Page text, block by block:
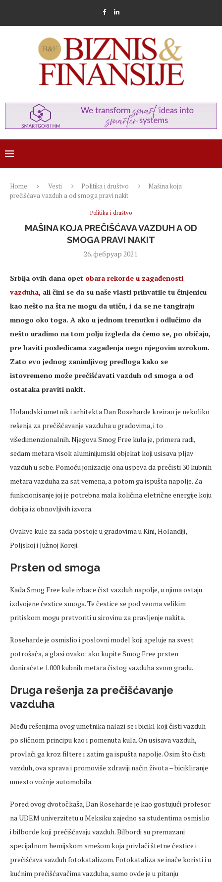
Home Vesti Politika i društvo
Mašina koja
prečišćava vazduh a od smoga pravi nakit
Politika i društvo
MAŠINA KOJA PREČIŠĆAVA VAZDUH A OD
SMOGA PRAVI NAKIT
26. фебруар 2021.
Srbija ovih dana opet obara rekorde u zagađenosti
vazduha, ali čini se da su naše vlasti prihvatile tu činjenicu
kao nešto na šta ne mogu da utiču, i da se ne tangiraju
mnogo oko toga. A ako u jednom trenutku i odlučimo da
nešto uradimo na tom polju izgleda da ćemo se, po običaju,
pre baviti posledicama zagađenja nego njegovim uzrokom.
Zato evo jednog zanimljivog predloga kako se
istovremeno može prečišćavati vazduh od smoga a od
ostataka praviti nakit.
Holandski umetnik i arhitekta Dan Roseharde kreirao je nekoliko
rešenja za prečišćavanje vazduha u gradovima, i to
višedimenzionalnih. Njegova Smog Free kula je, primera radi,
sedam metara visok aluminijumski objekat koji usisava pljav
vazduh u sebe. Pomoću jonizacije ona uspeva da prečisti 30 kubnih
metara vazduha za sat vemena, a potom ga ispušta napolje. Za
funkcionisanje joj je potrebna mala količina eletrične energije koju
dobija iz obnovljivih izvora.
Ovakve kule za sada postoje u gradovima u Kini, Holandiji,
Poljskoj i Južnoj Koreji.
Prsten od smoga
Kada Smog Free kule izbace čist vazduh napolje, u njima ostaju
izdvojene čestice smoga. Te čestice se pod veoma velikim
pritiskom mogu pretvoriti u sirovinu za pravljenje nakita.
Roseharde je osmislio i poslovni model koji apeluje na svest
potrošača, a glasi ovako: ako kupite Smog Free prsten
doniraćete 1.000 kubnih metara čistog vazduha svom gradu.
Druga rešenja za prečišćavanje
vazduha
Među rešenjima ovog umetnika nalazi se i bicikl koji čisti vazduh
po sličnom principu kao i pomenuta kula. On usisava vazduh,
provlači ga kroz filtere i zatim ga ispušta napolje. Osim što čisti
vazduh, ova sprava i promoviše zdraviji način života – bicikliranje
umesto vožnje automobila.
Pored ovog dvotočkaša, Dan Roseharde je kao gostujući profesor
na UDEM univerzitetu u Meksiku zajedno sa studentima osmislio
i bilborde koji prečišćavaju vazduh. Bilbordi su premazani
specijalnom hemijskom smešom koja privlači štetne čestice i
prečišćava vazduh fotokatalizom. Fotokataliza se inače koristi i u
kućnim prečišćavačima vazduha, samo ovde je u pitanju